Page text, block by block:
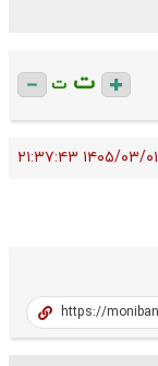
ت ت
۱۴۰۵/۰۳/۰۱ ۲۱:۳۷:۴۳